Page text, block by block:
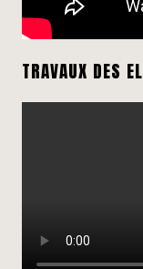
TRAVAUX DES